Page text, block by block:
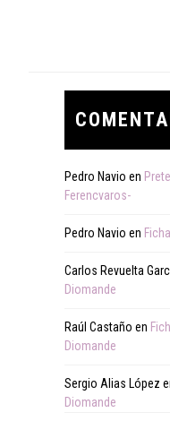
Pedro Navio en
Ferencvaros-
Pedro Navio en
Carlos Revuelta
Diomande
Raúl Castaño en
Diomande
Sergio Alias López
Diomande